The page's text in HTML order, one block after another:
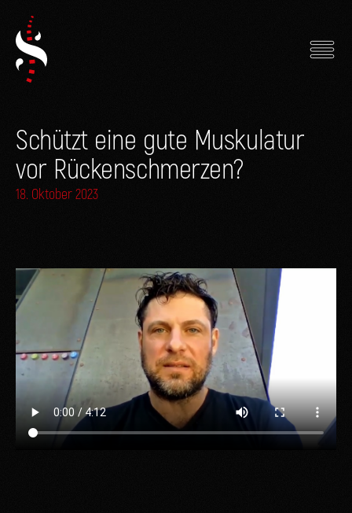
content
Schützt eine gute Muskulatur
vor Rückenschmerzen?
18. Oktober 2023